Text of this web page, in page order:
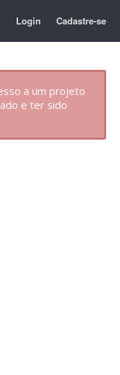
Login Cadastre-se
a um projeto
e ter sido